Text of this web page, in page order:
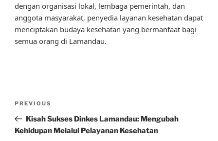
dengan organisasi lokal, lembaga pemerintah, dan
anggota masyarakat, penyedia layanan kesehatan dapat
menciptakan budaya kesehatan yang bermanfaat bagi
semua orang di Lamandau.
Previous
Post
PREVIOUS
Kisah Sukses Dinkes Lamandau: Mengubah
Kehidupan Melalui Pelayanan Kesehatan